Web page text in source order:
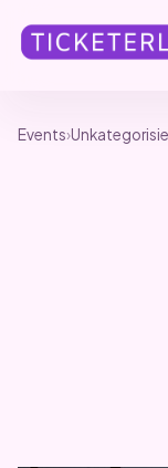
Events›